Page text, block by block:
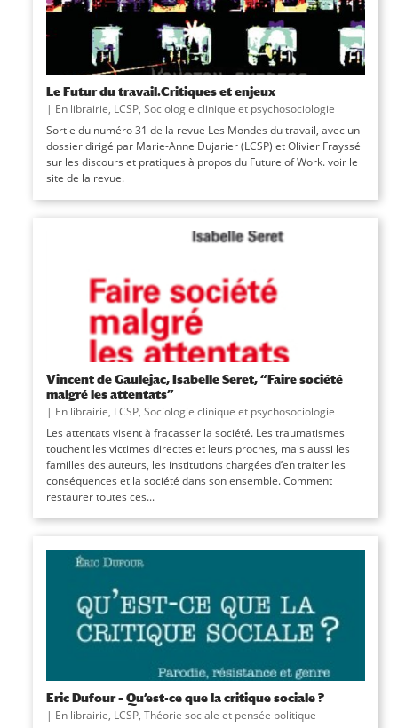
Le Futur du travail.Critiques et enjeux
| En librairie, LCSP, Sociologie clinique et psychosociologie
Sortie du numéro 31 de la revue Les Mondes du travail, avec un
dossier dirigé par Marie-Anne Dujarier (LCSP) et Olivier Frayssé
sur les discours et pratiques à propos du Future of Work. voir le
site de la revue.
Vincent de Gaulejac, Isabelle Seret, “Faire société
malgré les attentats”
| En librairie, LCSP, Sociologie clinique et psychosociologie
Les attentats visent à fracasser la société. Les traumatismes
touchent les victimes directes et leurs proches, mais aussi les
familles des auteurs, les institutions chargées d’en traiter les
conséquences et la société dans son ensemble. Comment
restaurer toutes ces...
Eric Dufour – Qu’est-ce que la critique sociale ?
| En librairie, LCSP, Théorie sociale et pensée politique